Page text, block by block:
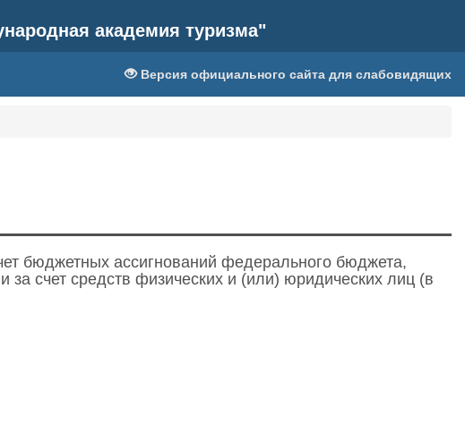
академия туризма"
Версия официального сайта для слабовидящих
бюджетных ассигнований федерального бюджета,
счет средств физических и (или) юридических лиц (в